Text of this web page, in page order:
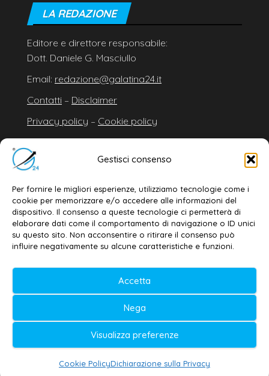
Gestisci consenso
Per fornire le migliori esperienze, utilizziamo tecnologie come i
cookie per memorizzare e/o accedere alle informazioni del
dispositivo. Il consenso a queste tecnologie ci permetterà di
elaborare dati come il comportamento di navigazione o ID unici
su questo sito. Non acconsentire o ritirare il consenso può
influire negativamente su alcune caratteristiche e funzioni.
Accetta
Nega
Visualizza preferenze
Cookie PolicyDichiarazione sulla Privacy
LA REDAZIONE
Editore e direttore responsabile:
Dott. Daniele G. Masciullo
Email: redazione@galatina24.it
Contatti – Disclaimer
Privacy policy – Cookie policy
© 2020-2026 | Galatina24 ®
Testata iscritta al n. 11/2020 Registro della
Stampa Tribunale di Lecce
Editore e direttore responsabile:
Daniele G. Masciullo
delle Imprese